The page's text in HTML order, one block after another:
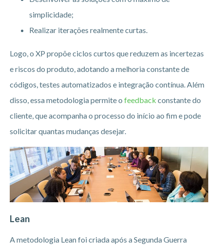
simplicidade;
Realizar iterações realmente curtas.
Logo, o XP propõe ciclos curtos que reduzem as incertezas
e riscos do produto, adotando a melhoria constante de
códigos, testes automatizados e integração contínua. Além
disso, essa metodologia permite o feedback constante do
cliente, que acompanha o processo do início ao fim e pode
solicitar quantas mudanças desejar.
Lean
A metodologia Lean foi criada após a Segunda Guerra